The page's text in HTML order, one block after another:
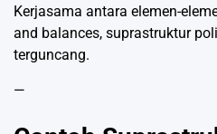
Kerjasama antara elemen-
and balances, suprastruktur
terguncang.
—